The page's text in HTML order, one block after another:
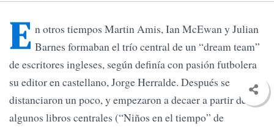
E n otros tiempos Martin Amis, Ian McEwan y Julian
Barnes formaban el trío central de un “dream team”
de escritores ingleses, según definía con pasión futbolera
su editor en castellano, Jorge Herralde. Después se
distanciaron un poco, y empezaron a decaer a partir de
algunos libros centrales (“Niños en el tiempo” de